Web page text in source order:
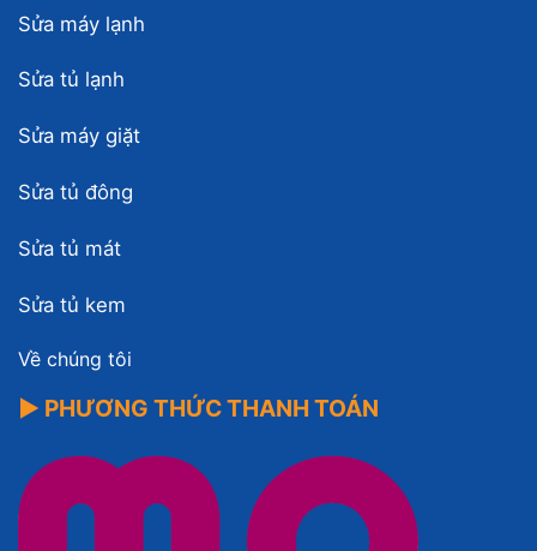
Sửa máy lạnh
Sửa tủ lạnh
Sửa máy giặt
Sửa tủ đông
Sửa tủ mát
Sửa tủ kem
Về chúng tôi
▶ PHƯƠNG THỨC THANH TOÁN